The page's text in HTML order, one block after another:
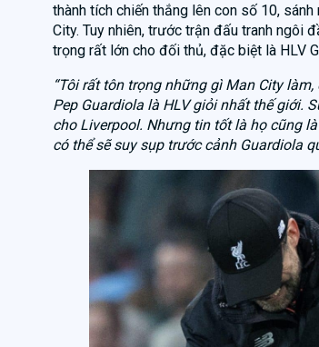
thành tích chiến thắng lên con số 10,
City. Tuy nhiên, trước trận đấu tranh ngôi
trọng rất lớn cho đối thủ, đặc biệt là HLV
“Tôi rất tôn trọng những gì Man City
Pep Guardiola là HLV giỏi nhất thế giới.
cho Liverpool. Nhưng tin tốt là họ cũng
có thể sẽ suy sụp trước cảnh Guardiola